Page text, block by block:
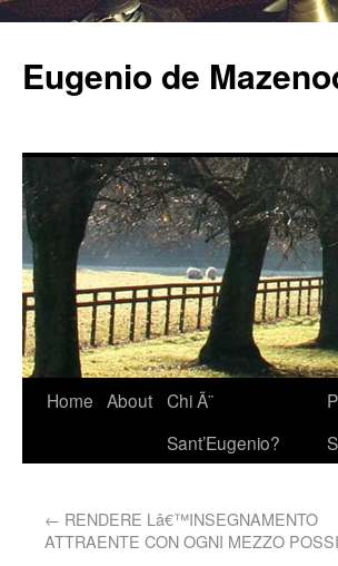
Eugenio de
Home About Chi Ã¨
Sant’Eugenio?
← RENDERE Lâ€™INSEGNAMENTO
ATTRAENTE CON OGNI MEZZO